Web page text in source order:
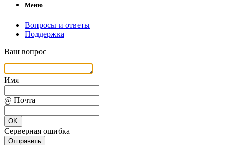
Меню
Вопросы и ответы
Поддержка
Ваш вопрос
Имя
@ Почта
OK
Серверная ошибка
Отправить